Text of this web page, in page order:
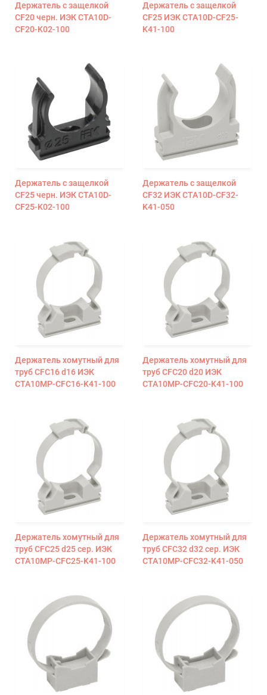
Держатель с защелкой
CF20 черн. ИЭК CTA10D-
CF20-K02-100
Держатель с защелкой
CF25 ИЭК CTA10D-CF25-
K41-100
Держатель с защелкой
CF25 черн. ИЭК CTA10D-
CF25-K02-100
Держатель с защелкой
CF32 ИЭК CTA10D-CF32-
K41-050
Держатель хомутный для
труб CFC16 d16 ИЭК
CTA10MP-CFC16-K41-100
Держатель хомутный для
труб CFC20 d20 ИЭК
CTA10MP-CFC20-K41-100
Держатель хомутный для
труб CFC25 d25 сер. ИЭК
CTA10MP-CFC25-K41-100
Держатель хомутный для
труб CFC32 d32 сер. ИЭК
CTA10MP-CFC32-K41-050